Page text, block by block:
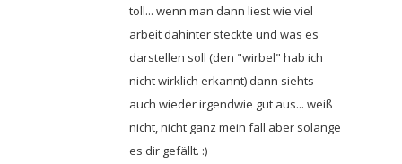
toll... wenn man dann liest wie viel
arbeit dahinter steckte und was es
darstellen soll (den "wirbel" hab ich
nicht wirklich erkannt) dann siehts
auch wieder irgendwie gut aus... weiß
nicht, nicht ganz mein fall aber solange
es dir gefällt. :)